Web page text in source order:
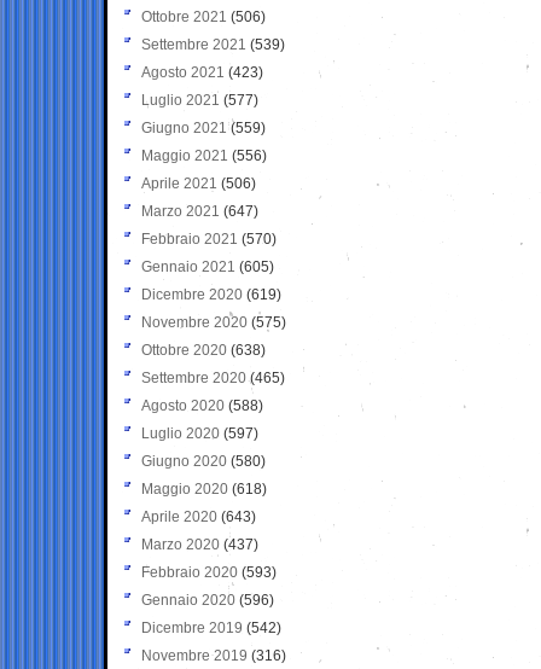
Ottobre 2021 (506)
Settembre 2021 (539)
Agosto 2021 (423)
Luglio 2021 (577)
Giugno 2021(559)
Maggio 2021 (556)
Aprile 2021 (506)
Marzo 2021 (647)
Febbraio 2021 (570)
Gennaio 2021 (605)
Dicembre 2020 (619)
Novembre 2020 (575)
Ottobre 2020 (638)
Settembre 2020(465)
Agosto 2020 (588)
Luglio 2020 (597)
Giugno 2020 (580)
Maggio 2020 (618)
Aprile 2020 (643)
Marzo 2020 (437)
Febbraio 2020 (593)
Gennaio 2020 (596)
Dicembre 2019 (542)
Novembre 2019 (316)